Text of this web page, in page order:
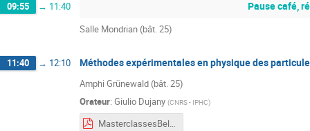
09:55 → 11:40 Pause café,
Salle Mondrian (bât. 25)
11:40 → 12:10 Méthodes expérimentales en physique des
Amphi Grünewald (bât. 25)
Orateur: Giulio Dujany (CNRS - IPHC)
MasterclassesBelle2_MethodesExperimentales.pdf